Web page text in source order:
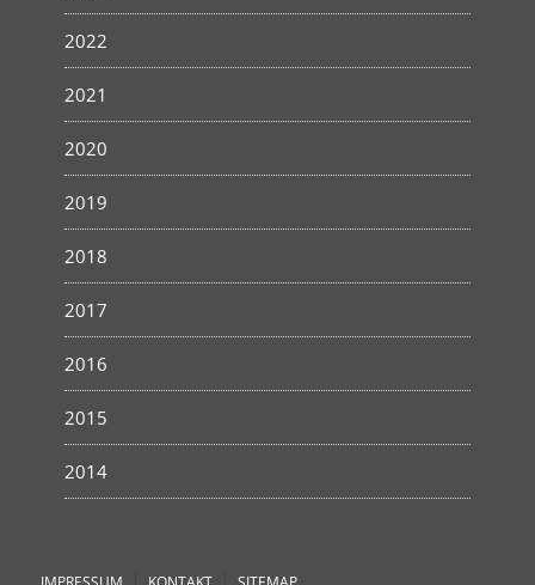
2022
2021
2020
2019
2018
2017
2016
2015
2014